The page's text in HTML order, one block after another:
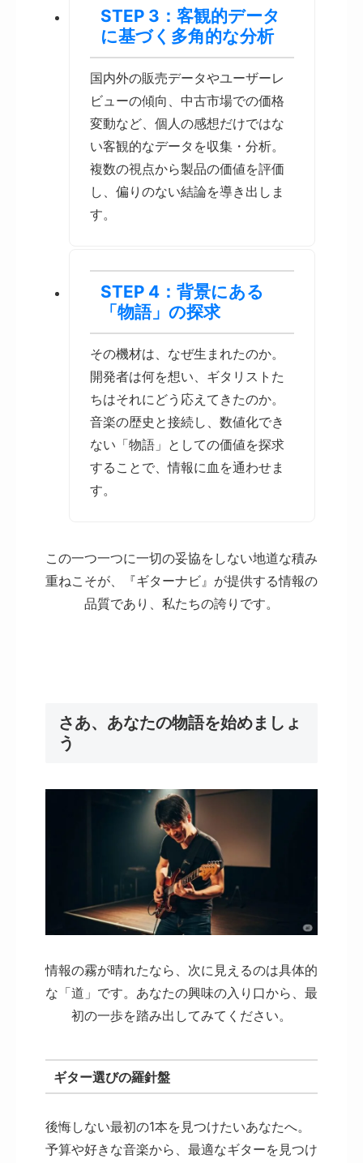
STEP 3：客観的データ
に基づく多角的な分析
国内外の販売データやユーザーレ
ビューの傾向、中古市場での価格
変動など、個人の感想だけではな
い客観的なデータを収集・分析。
複数の視点から製品の価値を評価
し、偏りのない結論を導き出しま
す。
STEP 4：背景にある
「物語」の探求
その機材は、なぜ生まれたのか。
開発者は何を想い、ギタリストた
ちはそれにどう応えてきたのか。
音楽の歴史と接続し、数値化でき
ない「物語」としての価値を探求
することで、情報に血を通わせま
す。
この一つ一つに一切の妥協をしない地道な積み
重ねこそが、『ギターナビ』が提供する情報の
品質であり、私たちの誇りです。
さあ、あなたの物語を始めましょ
う
情報の霧が晴れたなら、次に見えるのは具体的
な「道」です。あなたの興味の入り口から、最
初の一歩を踏み出してみてください。
ギター選びの羅針盤
後悔しない最初の1本を見つけたいあなたへ。
予算や好きな音楽から、最適なギターを見つけ